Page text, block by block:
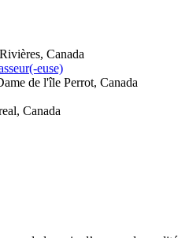
Canada
euse)
de l'île Perrot, Canada
Canada